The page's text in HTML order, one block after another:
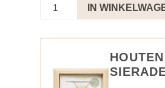
Goudbruin
Sunshine
IN
HOUTEN